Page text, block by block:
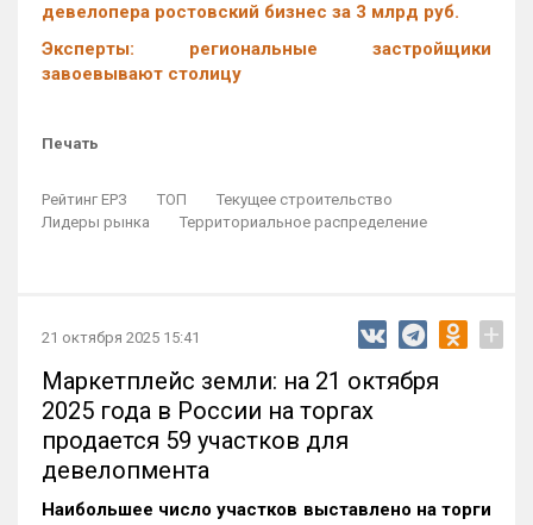
девелопера ростовский бизнес за 3 млрд руб.
Эксперты: региональные застройщики
завоевывают столицу
Печать
Рейтинг ЕРЗ ТОП
Текущее строительство
Лидеры рынка
Территориальное распределение
21 октября 2025 15:41 +
Маркетплейс земли: на 21 октября
2025 года в России на торгах
продается 59 участков для
девелопмента
Наибольшее число участков выставлено на торги